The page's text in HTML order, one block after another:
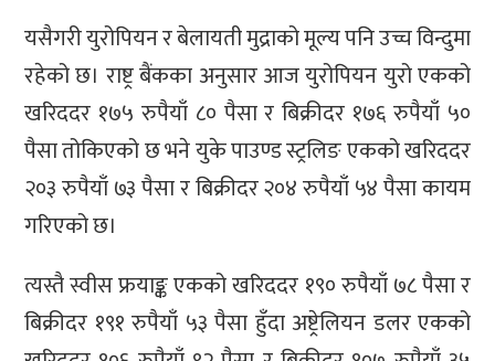
यसैगरी युरोपियन र बेलायती मुद्राको मूल्य पनि उच्च विन्दुमा
रहेको छ। राष्ट्र बैंकका अनुसार आज युरोपियन युरो एकको
खरिददर १७५ रुपैयाँ ८० पैसा र बिक्रीदर १७६ रुपैयाँ ५०
पैसा तोकिएको छ भने युके पाउण्ड स्ट्रलिङ एकको खरिददर
२०३ रुपैयाँ ७३ पैसा र बिक्रीदर २०४ रुपैयाँ ५४ पैसा कायम
गरिएको छ।
त्यस्तै स्वीस फ्रयाङ्क एकको खरिददर १९० रुपैयाँ ७८ पैसा र
बिक्रीदर १९१ रुपैयाँ ५३ पैसा हुँदा अष्ट्रेलियन डलर एकको